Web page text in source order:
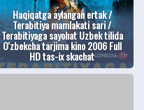
Haqiqatga aylangan ertak /
Terabitiya mamlakati sari /
Terabitiyaga sayohat Uzbek tilida
O'zbekcha tarjima kino 2006 Full
HD tas-ix skachat